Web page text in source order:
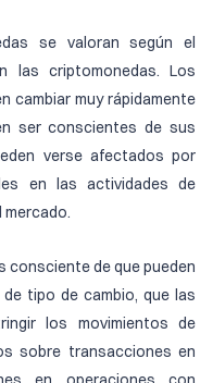
se valoran según el
las criptomonedas. Los
cambiar muy rápidamente
ser conscientes de sus
verse afectados por
en las actividades de
consciente de que pueden
tipo de cambio, que las
los movimientos de
sobre transacciones en